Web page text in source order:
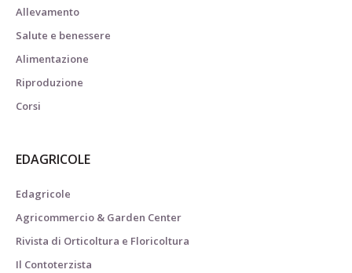
Allevamento
Salute e benessere
Alimentazione
Riproduzione
Corsi
EDAGRICOLE
Edagricole
Agricommercio & Garden Center
Rivista di Orticoltura e Floricoltura
Il Contoterzista